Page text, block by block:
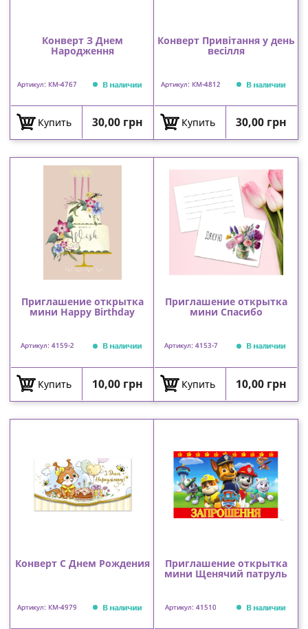
Конверт З Днем
Народження
Артикул: КМ-4767 В наличии
Купить Цена
30,00 грн
Конверт Привітання у день
весілля
Артикул: КМ-4812 В наличии
Купить Цена
30,00 грн
Приглашение открытка
мини Happy Birthday
Артикул: 4159-2 В наличии
Купить Цена
10,00 грн
Приглашение открытка
мини Спасибо
Артикул: 4153-7 В наличии
Купить Цена
10,00 грн
Конверт С Днем Рождения
Артикул: КМ-4979 В наличии
Приглашение открытка
мини Щенячий патруль
Артикул: 41510 В наличии